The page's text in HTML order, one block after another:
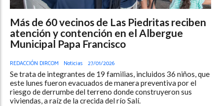
Más de 60 vecinos de Las Piedritas reciben
atención y contención en el Albergue
Municipal Papa Francisco
REDACCIÓN DIRCOM Noticias 27/01/2026
Se trata de integrantes de 19 familias, incluidos 36 niños, que
este lunes fueron evacuados de manera preventiva por el
riesgo de derrumbe del terreno donde construyeron sus
viviendas, a raíz de la crecida del río Salí.